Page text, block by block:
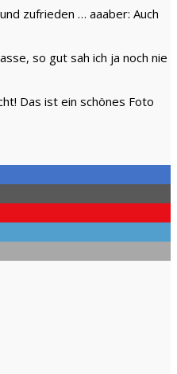
zufrieden … aaaber: Auch
so gut sah ich ja noch nie
Das ist ein schönes Foto